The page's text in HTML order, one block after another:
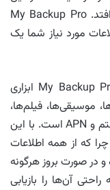
اطلاعات را از دست بدهید چه اتفاقی می افتد. My Backup Pro
مورد نیاز شما یک
؛ برنامه My Backup Pro ابزاری
موسیقی‌ها، فیلم‌ها،
مرورگر، SMS ،MMS، تقویم، تنظیمات سیستم و APN است. با این
که از همه اطلاعات
صورت بروز هرگونه
آن‌ها را بازیابی